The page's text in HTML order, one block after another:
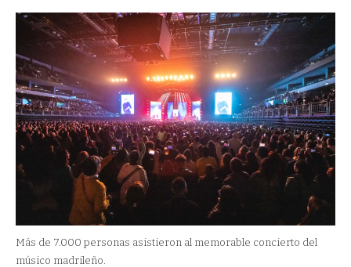
Más de 7.000 personas asistieron al memorable concierto del
músico madrileño.